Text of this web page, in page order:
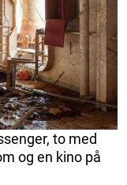
to med
og en kino på